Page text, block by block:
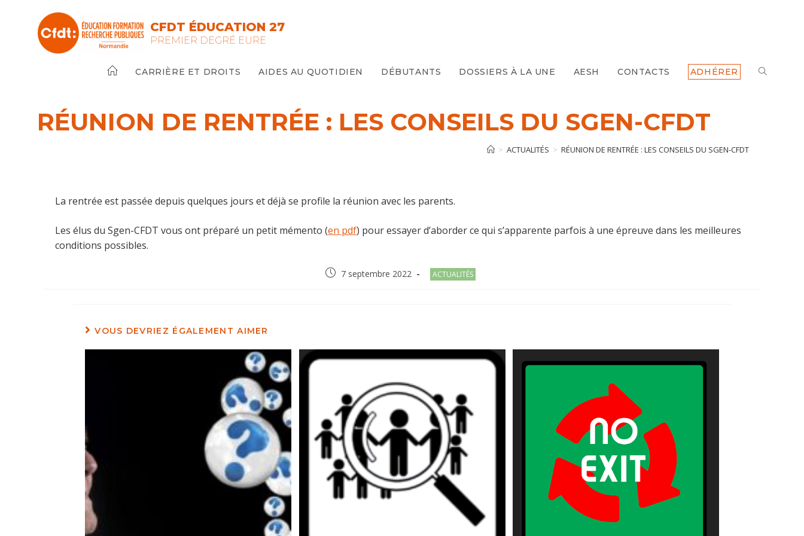
CFDT ÉDUCATION 27
PREMIER DEGRÉ EURE
CARRIÈRE ET DROITS AIDES AU QUOTIDIEN DÉBUTANTS DOSSIERS À LA UNE AESH CONTACTS ADHÉRER TOGGLE
RÉUNION DE RENTRÉE : LES CONSEILS DU SGEN-CFDT
> ACTUALITÉS > RÉUNION DE RENTRÉE : LES CONSEILS DU SGEN-CFDT
La rentrée est passée depuis quelques jours et déjà se profile la réunion avec les parents.
Les élus du Sgen-CFDT vous ont préparé un petit mémento (en pdf) pour essayer d’aborder ce qui s’apparente parfois à une épreuve dans les meilleures
conditions possibles.
Post7 septembre 2022
Post
ACTUALITÉS
VOUS DEVRIEZ ÉGALEMENT AIMER